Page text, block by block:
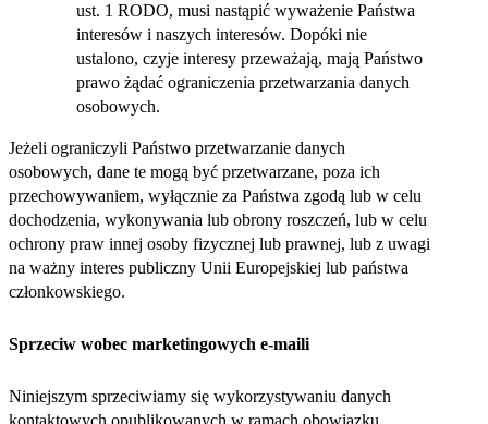
ust. 1 RODO, musi nastąpić wyważenie Państwa
interesów i naszych interesów. Dopóki nie
ustalono, czyje interesy przeważają, mają Państwo
prawo żądać ograniczenia przetwarzania danych
osobowych.
Jeżeli ograniczyli Państwo przetwarzanie danych
osobowych, dane te mogą być przetwarzane, poza ich
przechowywaniem, wyłącznie za Państwa zgodą lub w celu
dochodzenia, wykonywania lub obrony roszczeń, lub w celu
ochrony praw innej osoby fizycznej lub prawnej, lub z uwagi
na ważny interes publiczny Unii Europejskiej lub państwa
członkowskiego.
Sprzeciw wobec marketingowych e-maili
Niniejszym sprzeciwiamy się wykorzystywaniu danych